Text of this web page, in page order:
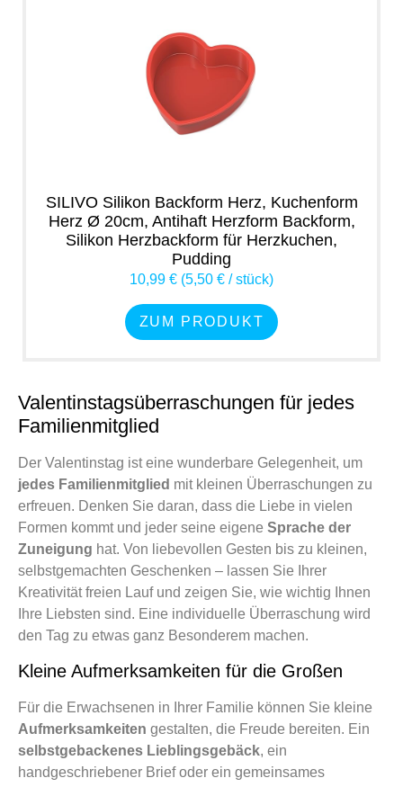
SILIVO Silikon Backform Herz, Kuchenform
Herz Ø 20cm, Antihaft Herzform Backform,
Silikon Herzbackform für Herzkuchen,
Pudding
10,99 € (5,50 € / stück)
ZUM PRODUKT
Valentinstagsüberraschungen für jedes
Familienmitglied
Der Valentinstag ist eine wunderbare Gelegenheit, um
jedes Familienmitglied mit kleinen Überraschungen zu
erfreuen. Denken Sie daran, dass die Liebe in vielen
Formen kommt und jeder seine eigene Sprache der
Zuneigung hat. Von liebevollen Gesten bis zu kleinen,
selbstgemachten Geschenken – lassen Sie Ihrer
Kreativität freien Lauf und zeigen Sie, wie wichtig Ihnen
Ihre Liebsten sind. Eine individuelle Überraschung wird
den Tag zu etwas ganz Besonderem machen.
Kleine Aufmerksamkeiten für die Großen
Für die Erwachsenen in Ihrer Familie können Sie kleine
Aufmerksamkeiten gestalten, die Freude bereiten. Ein
selbstgebackenes Lieblingsgebäck, ein
handgeschriebener Brief oder ein gemeinsames